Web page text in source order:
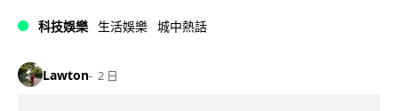
科技娛樂 生活娛樂 城中熱話
Lawton 2 日